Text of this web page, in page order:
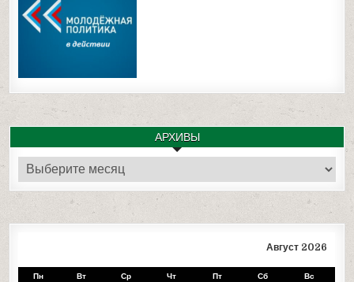
АРХИВЫ
Архивы
Август 2026
Пн Вт Ср Чт Пт Сб Вс